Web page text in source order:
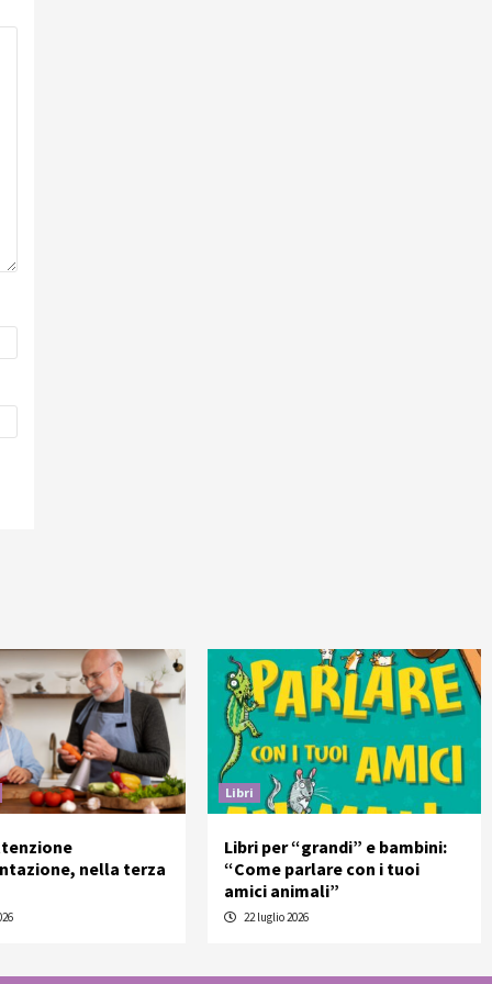
nella terza
Libri
Libri per “grandi” e bambini:
“Come parlare con i tuoi
amici animali”
22 luglio 2026